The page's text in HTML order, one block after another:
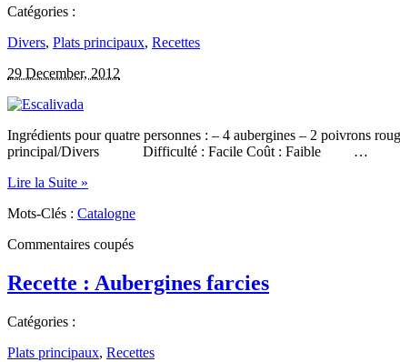
Catégories :
Divers, Plats principaux, Recettes
29 December, 2012
Ingrédients pour quatre personnes : – 4 aubergines – 2 poivrons
principal/Divers Difficulté : Facile Coût : Faible …
Lire la Suite »
Mots-Clés : Catalogne
Commentaires coupés
Recette : Aubergines farcies
Catégories :
Plats principaux, Recettes